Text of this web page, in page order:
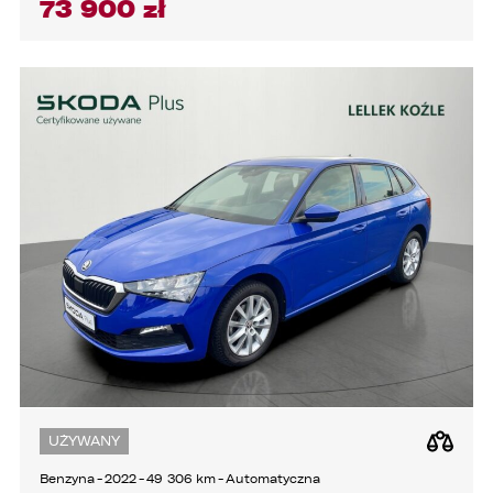
73 900 zł
UŻYWANY
Benzyna-2022-49 306 km-Automatyczna
konieczność przetwarzania danych (podmioty
przetwarzające).
Administratora przez okres nie dłuższy niż
wymagają tego przepisy prawa lub do czasu
cofnięcia wcześniej udzielonej przez Państwa
2. Posiadają Państwo prawo do żądania od
administratora dostępu do danych osobowych,
ich sprostowania, usunięcia lub ograniczenia
przetwarzania, a także prawo sprzeciwu,
żądania zaprzestania przetwarzania i
przenoszenia danych, jak również prawo do
cofnięcia zgody w dowolnym momencie bez
wpływu na zgodność z prawem przetwarzania,
którego dokonano na podstawie zgody przed
jej cofnięciem
Prezesa Urzędu Ochrony Danych Osobowych